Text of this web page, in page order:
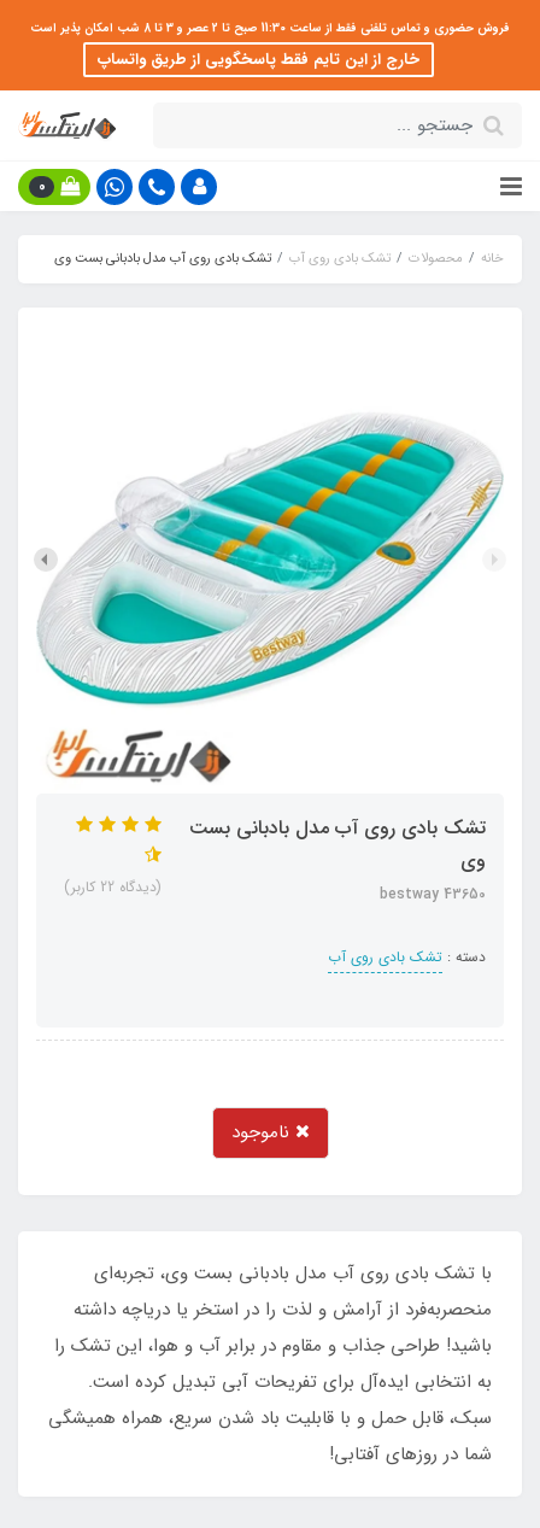
فروش حضوری و تماس تلفنی فقط از ساعت 11:30 صبح تا 2 عصر و 3 تا 8 شب امکان پذیر است
خارج از این تایم فقط پاسخگویی از طریق واتساپ
0
خانه محصولات تشک بادی روی آب تشک بادی روی آب مدل بادبانی بست وی
تشک بادی روی آب مدل بادبانی بست
وی
bestway 43650
دسته : تشک بادی روی آب
(دیدگاه 22 کاربر)
ناموجود
با تشک بادی روی آب مدل بادبانی بست وی، تجربه‌ای
منحصربه‌فرد از آرامش و لذت را در استخر یا دریاچه داشته
باشید! طراحی جذاب و مقاوم در برابر آب و هوا، این تشک را
به انتخابی ایده‌آل برای تفریحات آبی تبدیل کرده است.
سبک، قابل حمل و با قابلیت باد شدن سریع، همراه همیشگی
شما در روزهای آفتابی!